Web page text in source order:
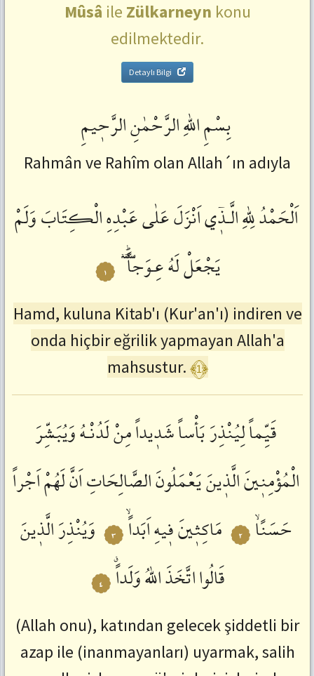
Mûsâ ile Zülkarneyn konu
edilmektedir.
Detaylı Bilgi
بِسْمِاللّٰهِالرَّحْمٰنِالرَّحٖيمِ
Rahmân ve Rahîm olan Allah´ın adıyla
اَلْحَمْدُلِلّٰهِالَّـذٖٓياَنْزَلَعَلٰىعَبْدِهِالْكِتَابَوَلَمْ
يَجْعَلْلَهُعِـوَجاًؕࣝ ١
Hamd, kuluna Kitab'ı (Kur'an'ı) indiren ve
onda hiçbir eğrilik yapmayan Allah'a
mahsustur.﴾1﴿
قَيِّماًلِيُنْذِرَبَأْساًشَدٖيداًمِنْلَدُنْـهُوَيُبَشِّرَ
الْمُؤْمِنٖينَالَّذٖينَيَعْمَلُونَالصَّالِحَاتِاَنَّلَهُمْاَجْراً
حَسَنًاۙ ٢ مَاكِثٖينَفٖيهِاَبَداًۙ ٣ وَيُنْذِرَالَّذٖينَ
قَالُوااتَّخَذَاللّٰهُوَلَداًࣗ ٤
(Allah onu), katından gelecek şiddetli bir
azap ile (inanmayanları) uyarmak, salih